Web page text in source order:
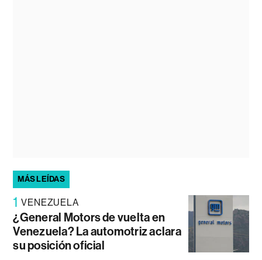
MÁS LEÍDAS
1 VENEZUELA
¿General Motors de vuelta en
Venezuela? La automotriz aclara
su posición oficial